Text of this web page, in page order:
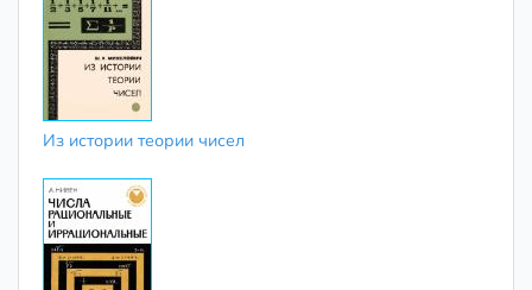
Из истории теории чисел